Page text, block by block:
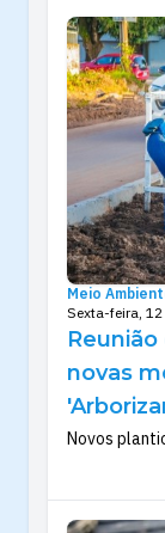
Meio
Sexta-feira,
novas
Novos